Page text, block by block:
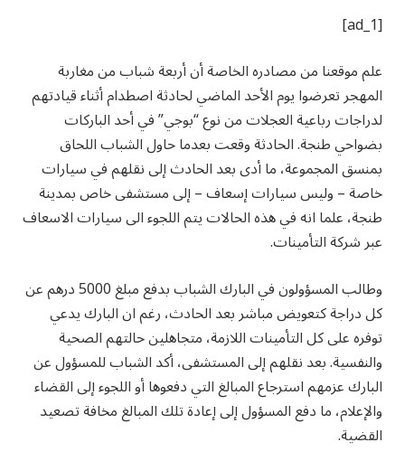
[ad_1]
علم موقعنا من مصادره الخاصة أن أربعة شباب من مغاربة
المهجر تعرضوا يوم الأحد الماضي لحادثة اصطدام أثناء قيادتهم
لدراجات رباعية العجلات من نوع “بوجي” في أحد الباركات
بضواحي طنجة. الحادثة وقعت بعدما حاول الشباب اللحاق
بمنسق المجموعة، ما أدى بعد الحادث إلى نقلهم في سيارات
خاصة – وليس سيارات إسعاف – إلى مستشفى خاص بمدينة
طنجة، علما انه في هذه الحالات يتم اللجوء الى سيارات الاسعاف
عبر شركة التأمينات.
وطالب المسؤولون في البارك الشباب بدفع مبلغ 5000 درهم عن
كل دراجة كتعويض مباشر بعد الحادث، رغم ان البارك يدعي
توفره على كل التأمينات اللازمة، متجاهلين حالتهم الصحية
والنفسية. بعد نقلهم إلى المستشفى، أكد الشباب للمسؤول عن
البارك عزمهم استرجاع المبالغ التي دفعوها أو اللجوء إلى القضاء
والإعلام، ما دفع المسؤول إلى إعادة تلك المبالغ مخافة تصعيد
القضية.